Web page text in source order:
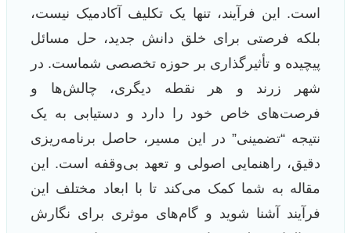
است. این فرآیند، تنها یک تکلیف آکادمیک نیست،
بلکه فرصتی برای خلق دانش جدید، حل مسائل
پیچیده و تأثیرگذاری بر حوزه تخصصی شماست. در
شهر زرند و هر نقطه دیگری، چالش‌ها و
فرصت‌های خاص خود را دارد و دستیابی به یک
نتیجه “تضمینی” در این مسیر، حاصل برنامه‌ریزی
دقیق، راهنمایی اصولی و تعهد بی‌وقفه است. این
مقاله به شما کمک می‌کند تا با ابعاد مختلف این
فرآیند آشنا شوید و گام‌های موثری برای نگارش